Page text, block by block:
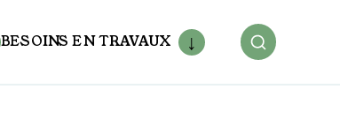
BESOINS EN TRAVAUX